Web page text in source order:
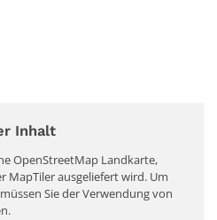
Inhalt
OpenStreetMap Landkarte,
MapTiler ausgeliefert wird. Um
Sie der Verwendung von